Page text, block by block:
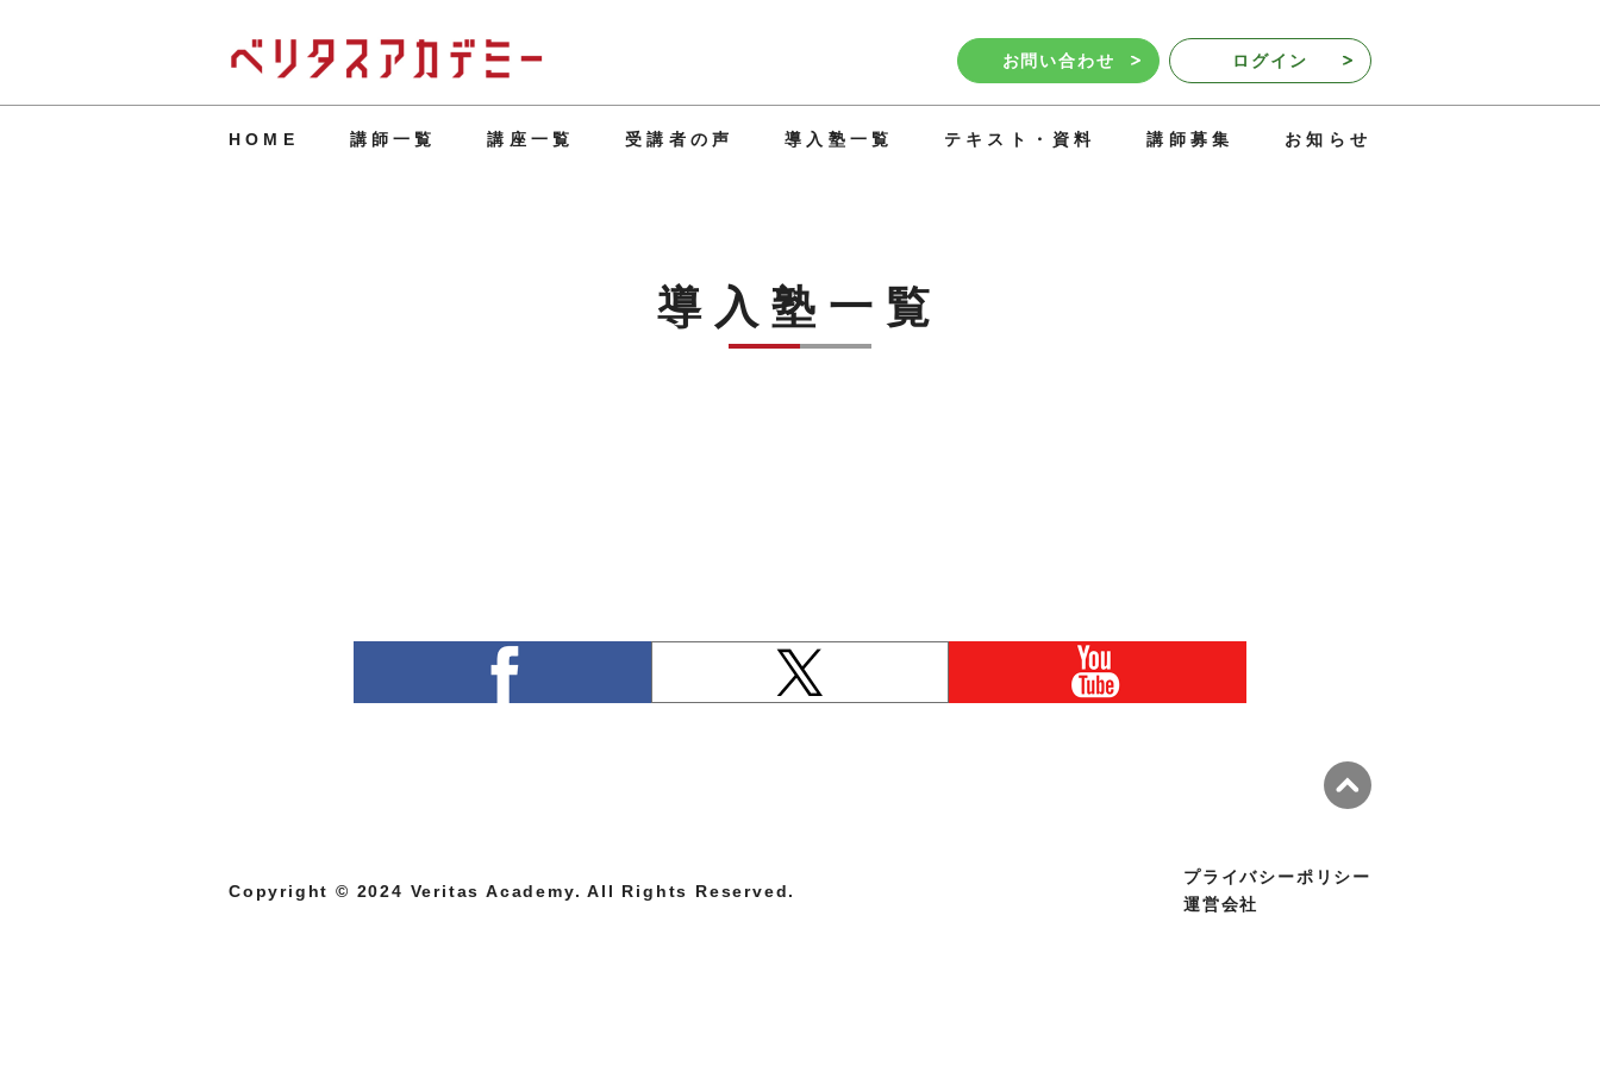
お問い合わせ ログイン
HOME 講師一覧 講座一覧 受講者の声 導入塾一覧 テキスト・資料 講師募集 お知らせ
導入塾一覧
Copyright © 2024 Veritas Academy. All Rights Reserved.
プライバシーポリシー
運営会社